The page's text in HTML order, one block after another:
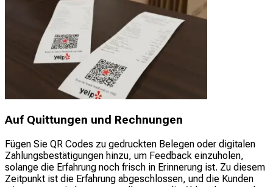
Auf Quittungen und Rechnungen
Fügen Sie QR Codes zu gedruckten Belegen oder digitalen
Zahlungsbestätigungen hinzu, um Feedback einzuholen,
solange die Erfahrung noch frisch in Erinnerung ist. Zu diesem
Zeitpunkt ist die Erfahrung abgeschlossen, und die Kunden